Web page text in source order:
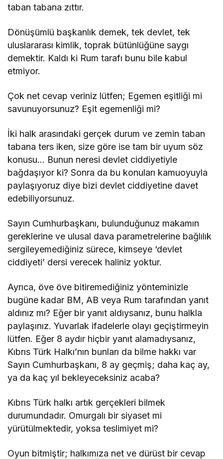
taban tabana zıttır.
Dönüşümlü başkanlık demek, tek devlet, tek
uluslararası kimlik, toprak bütünlüğüne saygı
demektir. Kaldı ki Rum tarafı bunu bile kabul
etmiyor.
Çok net cevap veriniz lütfen; Egemen eşitliği mi
savunuyorsunuz? Eşit egemenliği mi?
İki halk arasındaki gerçek durum ve zemin taban
tabana ters iken, size göre ise tam bir uyum söz
konusu… Bunun neresi devlet ciddiyetiyle
bağdaşıyor ki? Sonra da bu konuları kamuoyuyla
paylaşıyoruz diye bizi devlet ciddiyetine davet
edebiliyorsunuz.
Sayın Cumhurbaşkanı, bulunduğunuz makamın
gereklerine ve ulusal dava parametrelerine bağlılık
sergileyemediğiniz sürece, kimseye ‘devlet
ciddiyeti’ dersi verecek haliniz yoktur.
Ayrıca, öve öve bitiremediğiniz yönteminizle
bugüne kadar BM, AB veya Rum tarafından yanıt
aldınız mı? Eğer bir yanıt aldıysanız, bunu halkla
paylaşınız. Yuvarlak ifadelerle olayı geçiştirmeyin
lütfen. Eğer 8 aydır hiçbir yanıt alamadıysanız,
Kıbrıs Türk Halkı’nın bunları da bilme hakkı var
Sayın Cumhurbaşkanı, 8 ay geçmiş; daha kaç ay,
ya da kaç yıl bekleyeceksiniz acaba?
Kıbrıs Türk halkı artık gerçekleri bilmek
durumundadır. Omurgalı bir siyaset mi
yürütülmektedir, yoksa teslimiyet mi?
Oyun bitmiştir; halkımıza net ve dürüst bir cevap